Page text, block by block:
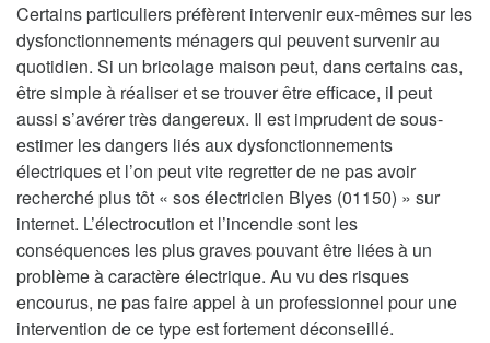
Certains particuliers préfèrent intervenir eux-mêmes sur les
dysfonctionnements ménagers qui peuvent survenir au
quotidien. Si un bricolage maison peut, dans certains cas,
être simple à réaliser et se trouver être efficace, il peut
aussi s’avérer très dangereux. Il est imprudent de sous-
estimer les dangers liés aux dysfonctionnements
électriques et l’on peut vite regretter de ne pas avoir
recherché plus tôt « sos électricien Blyes (01150) » sur
internet. L’électrocution et l’incendie sont les
conséquences les plus graves pouvant être liées à un
problème à caractère électrique. Au vu des risques
encourus, ne pas faire appel à un professionnel pour une
intervention de ce type est fortement déconseillé.